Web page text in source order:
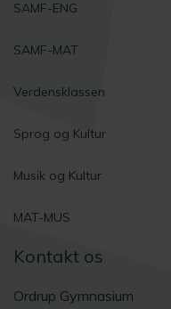
SAMF-ENG
SAMF-MAT
Verdensklassen
Sprog og Kultur
Musik og Kultur
MAT-MUS
Kontakt os
Ordrup Gymnasium